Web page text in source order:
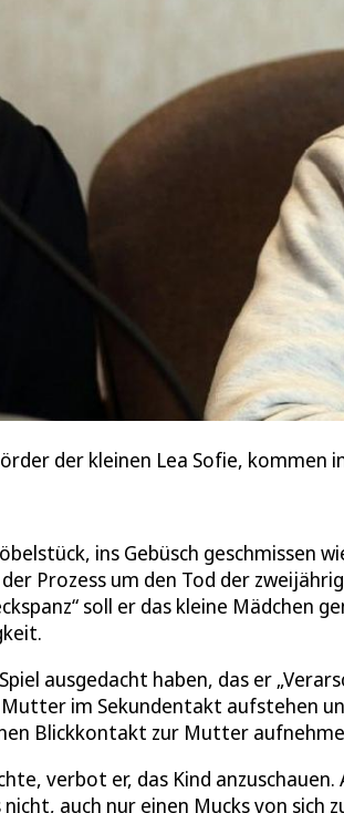
der kleinen Lea Sofie, kommen
ins Gebüsch geschmissen
Prozess um den Tod der
soll er das kleine Mädchen
ausgedacht haben, das er
im Sekundentakt aufstehen
Blickkontakt zur Mutter
verbot er, das Kind
auch nur einen Mucks von sich